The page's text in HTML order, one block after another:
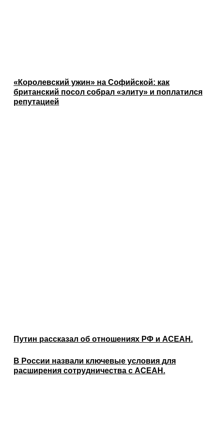
«Королевский ужин» на Софийской: как
британский посол собрал «элиту» и поплатился
репутацией
Путин рассказал об отношениях РФ и АСЕАН.
В России назвали ключевые условия для
расширения сотрудничества с АСЕАН.